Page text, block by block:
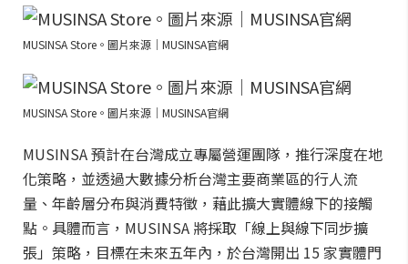
MUSINSA Store。圖片來源｜MUSINSA官網
MUSINSA Store。圖片來源｜MUSINSA官網
MUSINSA 預計在台灣成立專屬營運團隊，推行深度在地
化策略，並透過大數據分析台灣主要商業區的行人流
量、年齡層分布與消費特徵，藉此擴大實體線下的接觸
點。具體而言，MUSINSA 將採取「線上與線下同步擴
張」策略，目標在未來五年內，於台灣開出 15 家實體門